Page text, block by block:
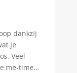
dankzij
je
Veel
me-time…